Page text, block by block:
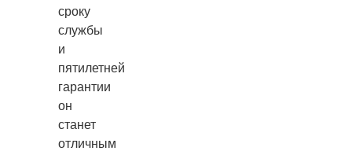
сроку
службы
и
пятилетней
гарантии
он
станет
отличным